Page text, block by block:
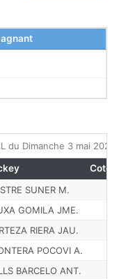
du Dimanche 3 mai 2026
SUNER M.
GOMILA JME.
RIERA JAU.
POCOVI A.
BARCELO ANT.
Cote